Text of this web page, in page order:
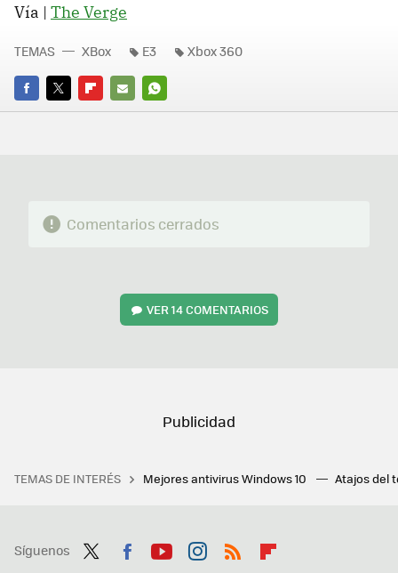
Vía | The Verge
FACEBOOK
TWITTERFLIPBOARD
E-
WHATSAPP
TEMAS XBox E3 Xbox 360
Comentarios cerrados
VER14 COMENTARIOS
TEMAS DE INTERÉS Mejores antivirus Windows 10 Atajos del
Síguenos